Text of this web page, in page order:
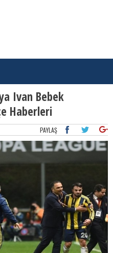
Ivan Bebek
Haberleri
PAYLAŞ